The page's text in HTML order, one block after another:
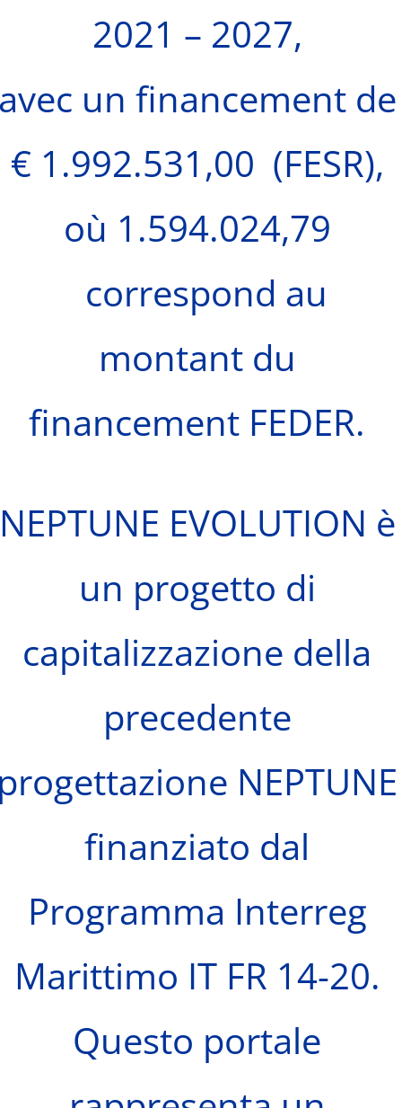
2021 – 2027,
un financement de
€ 1.992.531,00 (FESR),
où 1.594.024,79
correspond au
montant du
financement FEDER.
EVOLUTION è
un progetto di
capitalizzazione della
precedente
NEPTUNE
finanziato dal
Programma Interreg
Marittimo IT FR 14-20.
Questo portale